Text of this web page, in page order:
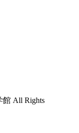
館 All Rights